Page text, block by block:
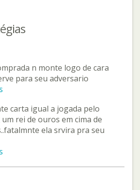
n monte logo de cara
para seu adversario
carta igual a jogada pelo
rei de ouros em cima de
ela srvira pra seu